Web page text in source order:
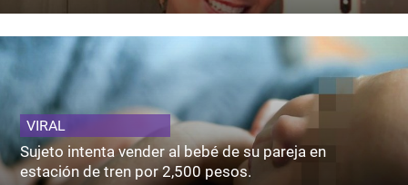
VIRAL
Sujeto intenta vender al bebé de su pareja en
estación de tren por 2,500 pesos.